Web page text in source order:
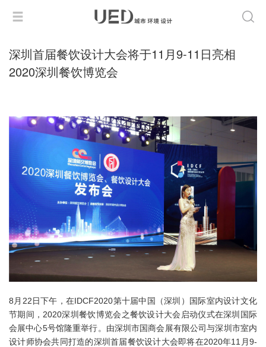
深圳首届餐饮设计大会将于11月9-11日亮相
2020深圳餐饮博览会
8月22日下午，在IDCF2020第十届中国（深圳）国际室内设计文化
节期间，2020深圳餐饮博览会之餐饮设计大会启动仪式在深圳国际
会展中心5号馆隆重举行。由深圳市国商会展有限公司与深圳市室内
设计师协会共同打造的深圳首届餐饮设计大会即将在2020年11月9-